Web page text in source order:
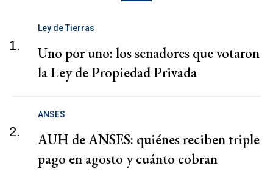
1.
Ley de Tierras
Uno por uno: los senadores que votaron
la Ley de Propiedad Privada
2.
ANSES
AUH de ANSES: quiénes reciben triple
pago en agosto y cuánto cobran